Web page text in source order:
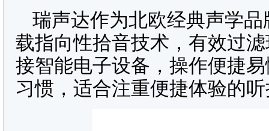
瑞声达作为北欧经典声学
载指向性拾音技术，有效过
接智能电子设备，操作便捷
习惯，适合注重便捷体验的